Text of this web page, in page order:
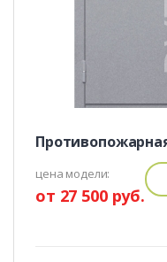
цена модели:
от 27 500 руб.